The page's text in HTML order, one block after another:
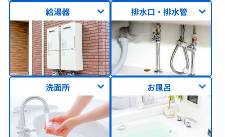
給湯器 排水口・排水管
洗面所 お風呂